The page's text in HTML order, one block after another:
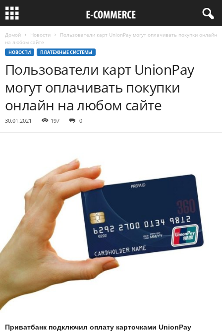
Домой Новости
Пользователи карт UnionPay могут оплачивать покупки онлайн
на любом сайте
НОВОСТИ ПЛАТЕЖНЫЕ СИСТЕМЫ
Пользователи карт UnionPay
могут оплачивать покупки
онлайн на любом сайте
30.01.2021 197 0
Приватбанк подключил оплату карточками UnionPay